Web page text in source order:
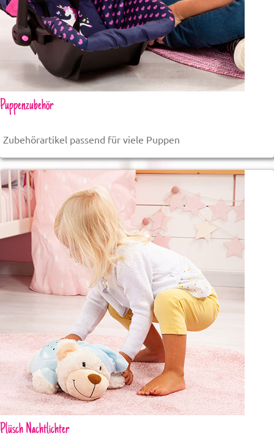
Puppenzubehör
Zubehörartikel passend für viele Puppen
Plüsch Nachtlichter